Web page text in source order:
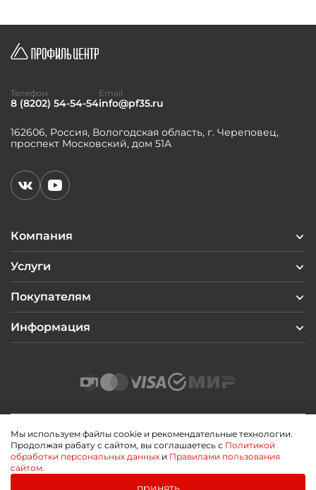
Компания
Услуги
Покупателям
Информация
162606, Россия, Вологодская область, г. Череповец,
проспект Московский, дом 51А
Телефон
8 (8202) 54-54-54
Email
info@pf35.ru
2026 © Профиль Центр
Политика конфиденциальности
0
Мы используем файлы cookie и рекомендательные технологии.
Продолжая рабату с сайтом, вы соглашаетесь с Политикой
обработки персональных данных и Правилами пользования
сайтом.